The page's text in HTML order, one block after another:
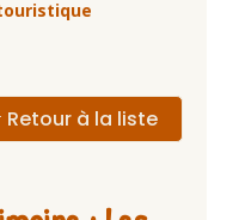
Retour à la liste